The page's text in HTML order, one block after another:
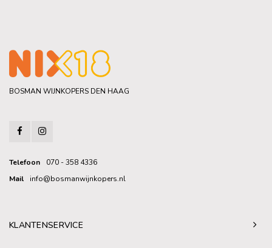
BOSMAN WIJNKOPERS DEN HAAG
Telefoon
070 - 358 4336
Mail
info@bosmanwijnkopers.nl
KLANTENSERVICE